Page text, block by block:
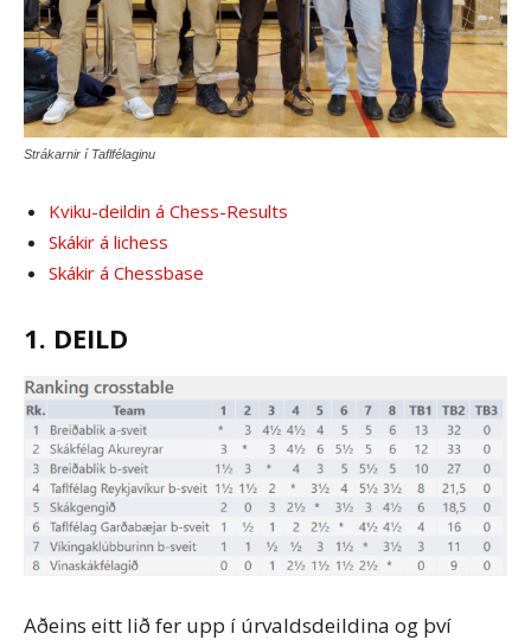
Strákarnir í Taflfélaginu
Kviku-deildin á Chess-Results
Skákir á lichess
Skákir á Chessbase
1. DEILD
Aðeins eitt lið fer upp í úrvaldsdeildina og því